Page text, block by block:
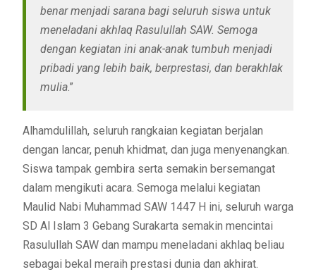
benar menjadi sarana bagi seluruh siswa untuk
meneladani akhlaq Rasulullah SAW. Semoga
dengan kegiatan ini anak-anak tumbuh menjadi
pribadi yang lebih baik, berprestasi, dan berakhlak
mulia.”
Alhamdulillah, seluruh rangkaian kegiatan berjalan
dengan lancar, penuh khidmat, dan juga menyenangkan.
Siswa tampak gembira serta semakin bersemangat
dalam mengikuti acara. Semoga melalui kegiatan
Maulid Nabi Muhammad SAW 1447 H ini, seluruh warga
SD Al Islam 3 Gebang Surakarta semakin mencintai
Rasulullah SAW dan mampu meneladani akhlaq beliau
sebagai bekal meraih prestasi dunia dan akhirat.